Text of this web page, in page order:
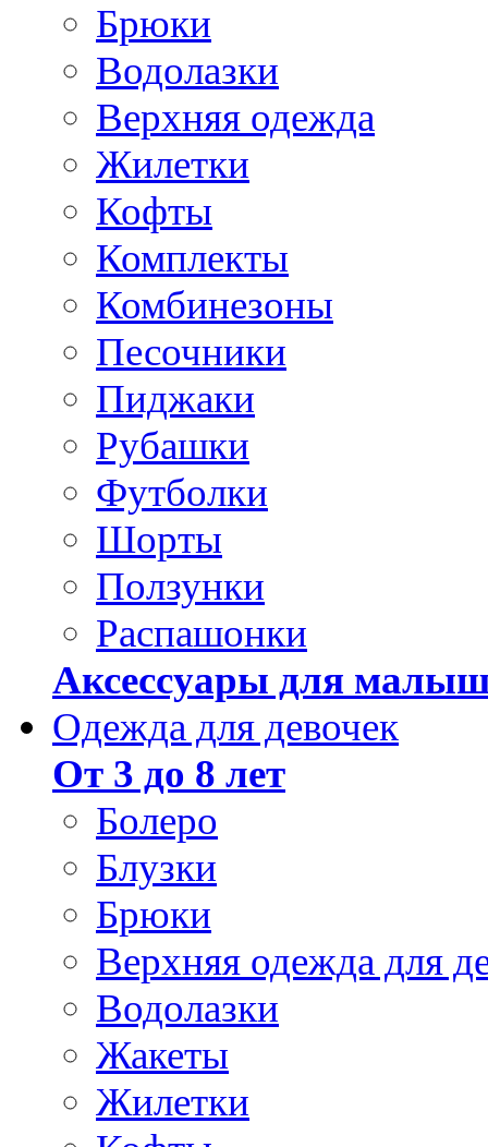
Брюки
Водолазки
Верхняя одежда
Жилетки
Кофты
Комплекты
Комбинезоны
Песочники
Пиджаки
Рубашки
Футболки
Шорты
Ползунки
Распашонки
Аксессуары для
Одежда для девочек
От 3 до 8 лет
Болеро
Блузки
Брюки
Верхняя одежда для
Водолазки
Жакеты
Жилетки